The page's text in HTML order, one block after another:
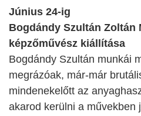
Június 24-ig
Bogdándy Szultán Zoltán
képzőművész kiállítása
Bogdándy Szultán munkái
megrázóak, már-már
mindenekelőtt az
akarod kerülni a művekben